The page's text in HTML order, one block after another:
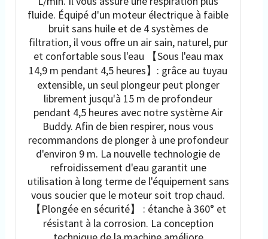
fluide. Équipé d'un moteur électrique à faible
bruit sans huile et de 4 systèmes de
filtration, il vous offre un air sain, naturel, pur
et confortable sous l'eau 【Sous l'eau max
14,9 m pendant 4,5 heures】: grâce au tuyau
extensible, un seul plongeur peut plonger
librement jusqu'à 15 m de profondeur
pendant 4,5 heures avec notre système Air
Buddy. Afin de bien respirer, nous vous
recommandons de plonger à une profondeur
d'environ 9 m. La nouvelle technologie de
refroidissement d'eau garantit une
utilisation à long terme de l'équipement sans
vous soucier que le moteur soit trop chaud.
【Plongée en sécurité】 : étanche à 360° et
résistant à la corrosion. La conception